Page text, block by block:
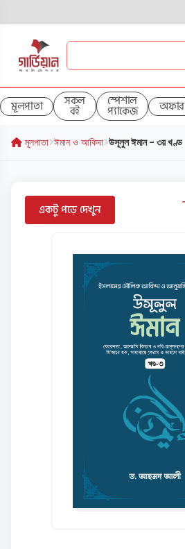
মূলপাতা সকল
বই
স্পেশাল
প্যাকেজ অফার
মূলপাতা ঈমান ও আকিদা উসূলুল ঈমান - ৩য় খণ্ড
একটু পড়ে দেখুন